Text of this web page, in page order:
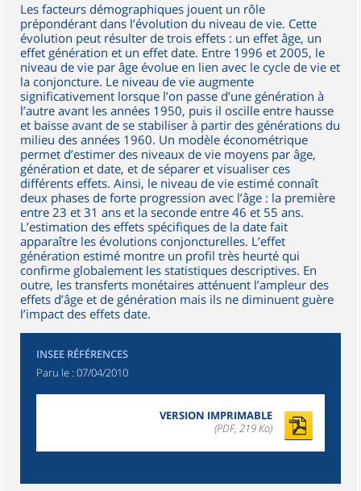
Les facteurs démographiques jouent un rôle
prépondérant dans l’évolution du niveau de vie. Cette
évolution peut résulter de trois effets : un effet âge, un
effet génération et un effet date. Entre 1996 et 2005, le
niveau de vie par âge évolue en lien avec le cycle de vie et
la conjoncture. Le niveau de vie augmente
significativement lorsque l’on passe d’une génération à
l’autre avant les années 1950, puis il oscille entre hausse
et baisse avant de se stabiliser à partir des générations du
milieu des années 1960. Un modèle économétrique
permet d’estimer des niveaux de vie moyens par âge,
génération et date, et de séparer et visualiser ces
différents effets. Ainsi, le niveau de vie estimé connaît
deux phases de forte progression avec l’âge : la première
entre 23 et 31 ans et la seconde entre 46 et 55 ans.
L’estimation des effets spécifiques de la date fait
apparaître les évolutions conjoncturelles. L’effet
génération estimé montre un profil très heurté qui
confirme globalement les statistiques descriptives. En
outre, les transferts monétaires atténuent l’ampleur des
effets d’âge et de génération mais ils ne diminuent guère
l’impact des effets date.
INSEE RÉFÉRENCES
Paru le : 07/04/2010
VERSION IMPRIMABLE
(PDF, 219 Ko)